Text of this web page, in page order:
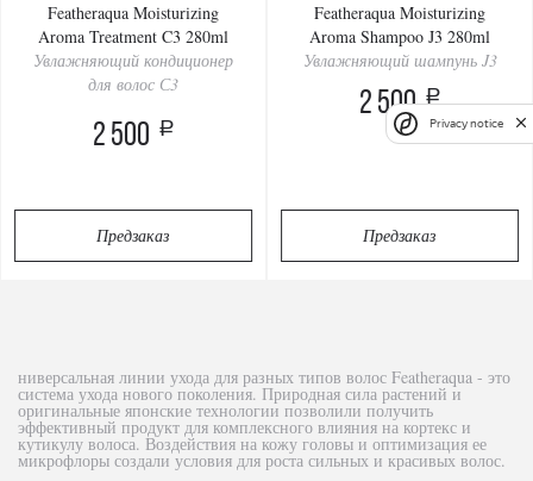
Featheraqua Moisturizing
Aroma Treatment C3 280ml
Увлажняющий кондиционер
для волос С3
2 500 a
Предзаказ
Featheraqua Moisturizing
Aroma Shampoo J3 280ml
Увлажняющий шампунь J3
2 500 a
Предзаказ
ниверсальная линии ухода для разных типов волос Featheraqua - это
система ухода нового поколения. Природная сила растений и
оригинальные японские технологии позволили получить
эффективный продукт для комплексного влияния на кортекс и
кутикулу волоса. Воздействия на кожу головы и оптимизация ее
микрофлоры создали условия для роста сильных и красивых волос.
Privacy notice